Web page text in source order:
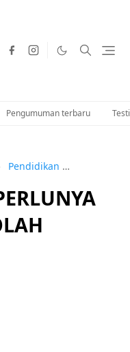
Pengumuman terbaru
Pendidikan